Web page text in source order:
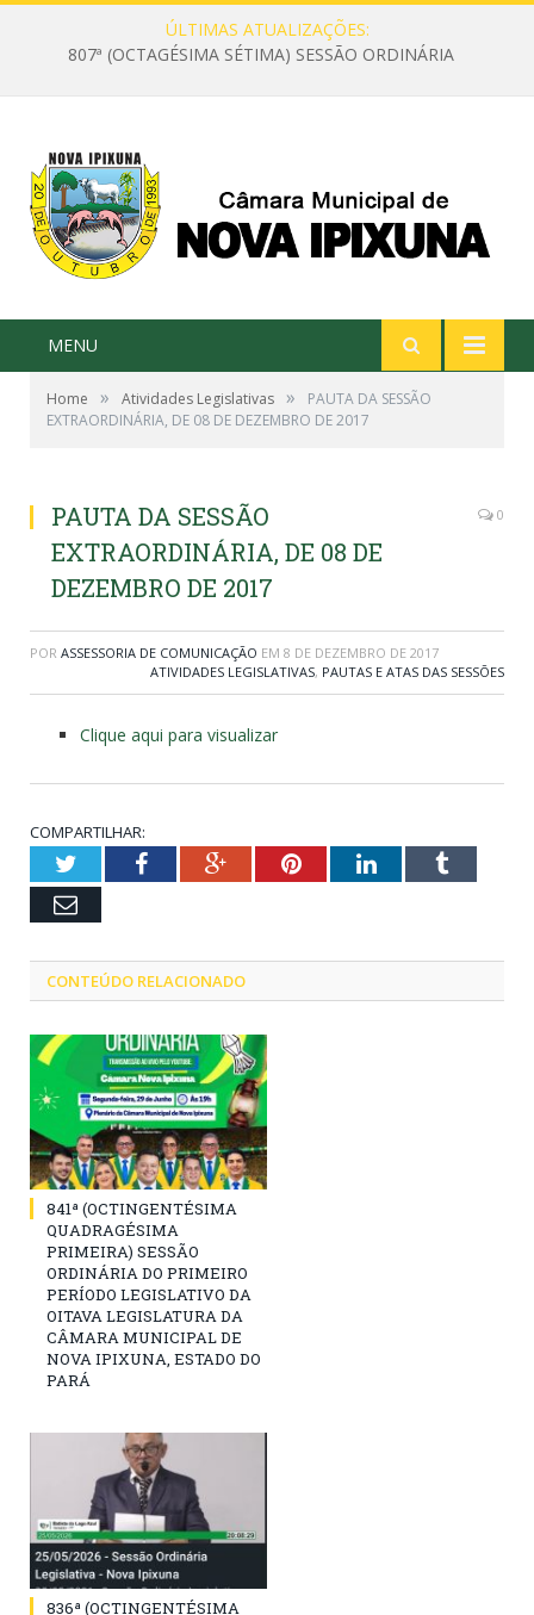
ÚLTIMAS ATUALIZAÇÕES:
807ª (OCTAGÉSIMA SÉTIMA) SESSÃO ORDINÁRIA
MENU
Home » Atividades Legislativas »
PAUTA DA SESSÃO
EXTRAORDINÁRIA, DE 08 DE DEZEMBRO DE 2017
PAUTA DA SESSÃO
EXTRAORDINÁRIA, DE 08 DE
DEZEMBRO DE 2017
0
POR ASSESSORIA DE COMUNICAÇÃO EM 8 DE DEZEMBRO DE 2017
ATIVIDADES LEGISLATIVAS, PAUTAS E ATAS DAS SESSÕES
Clique aqui para visualizar
COMPARTILHAR:
TwitterFacebookGoogle+PinterestLinkedInTumblr
Email
CONTEÚDO RELACIONADO
841ª (OCTINGENTÉSIMA
QUADRAGÉSIMA
PRIMEIRA) SESSÃO
ORDINÁRIA DO PRIMEIRO
PERÍODO LEGISLATIVO DA
OITAVA LEGISLATURA DA
CÂMARA MUNICIPAL DE
NOVA IPIXUNA, ESTADO DO
PARÁ
836ª (OCTINGENTÉSIMA